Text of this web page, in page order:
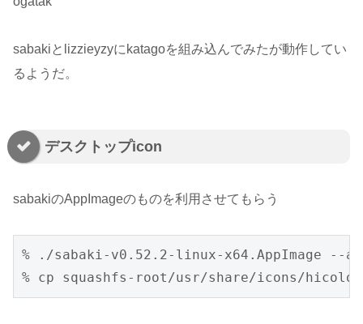
sabakiとlizzieyzyにkatagoを組み込んでみたが動作してい
るようだ。
デスクトップicon
sabakiのAppImageのものを利用させてもらう
% ./sabaki-v0.52.2-linux-x64.AppImage --
% cp squashfs-root/usr/share/icons/